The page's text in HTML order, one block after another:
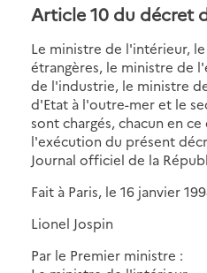
Article 10 du décret
Le ministre de l'intérieur,
étrangères, le ministre de
de l'industrie, le ministre
d'Etat à l'outre-mer et le
sont chargés, chacun en
l'exécution du présent
Journal officiel de la
Fait à Paris, le 16 janvier
Lionel Jospin
Par le Premier ministre :